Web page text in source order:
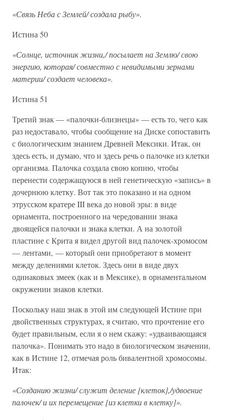
«Связь Неба с Землей/ создала рыбу».
Истина 50
«Солнце, источник жизни,/ посылает на Землю/ свою
энергию, которая/ совместно с невидимыми зернами
материи/ создает человека».
Истина 51
Третий знак — «палочки-близнецы» — есть то, чего как
раз недоставало, чтобы сообщение на Диске сопоставить
с биологическим знанием Древней Мексики. Итак, он
здесь есть, и думаю, что и здесь речь о палочке из клетки
организма. Палочка создала свою копию, чтобы
перенести содержащуюся в ней генетическую «запись» в
дочернюю клетку. Вот так это показано и на одном
этрусском кратере III века до новой эры: в виде
орнамента, построенного на чередовании знака
двоящейся палочки и знака клетки. А на золотой
пластине с Крита я видел другой вид палочек-хромосом
— лентами, — который они приобретают в момент
между делениями клеток. Здесь они в виде двух
одинаковых змеек (как и в Мексике), в орнаментальном
окружении знаков клетки.
Поскольку наш знак в этой им следующей Истине при
двойственных структурах, я считаю, что прочтение его
будет правильным, если я о нем скажу: «удваивающаяся
палочка». Понимать это надо в биологическом значении,
как в Истине 12, отмечая роль бивалентной хромосомы.
Итак:
«Созданию жизни/ служит деление [клеток],/удвоение
палочек/ и их перемещение [из клетки в клетку]».